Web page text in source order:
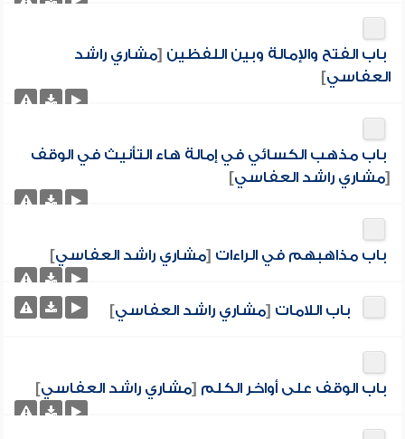
باب الفتح والإمالة وبين اللفظين [مشاري راشد
العفاسي]
باب مذهب الكسائي في إمالة هاء التأنيث في الوقف
[مشاري راشد العفاسي]
باب مذاهبهم في الراءات [مشاري راشد العفاسي]
باب اللامات [مشاري راشد العفاسي]
باب الوقف على أواخر الكلم [مشاري راشد العفاسي]